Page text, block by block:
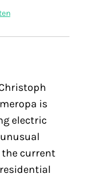
is
electric
the current